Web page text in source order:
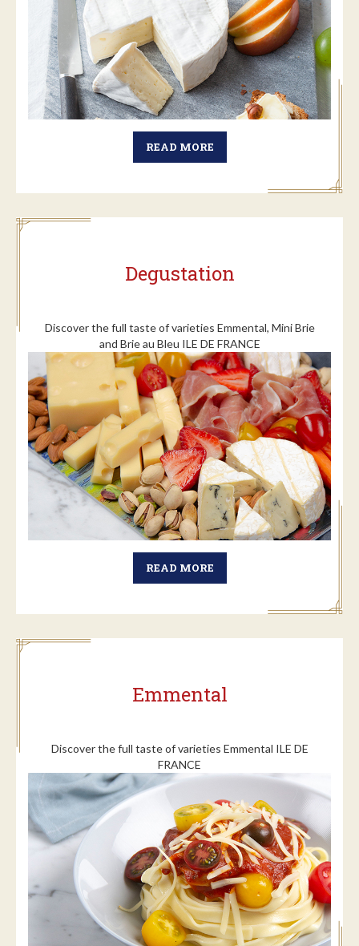
READ MORE
Degustation
Discover the full taste of varieties Emmental, Mini Brie
and Brie au Bleu ILE DE FRANCE
READ MORE
Emmental
Discover the full taste of varieties Emmental ILE DE
FRANCE